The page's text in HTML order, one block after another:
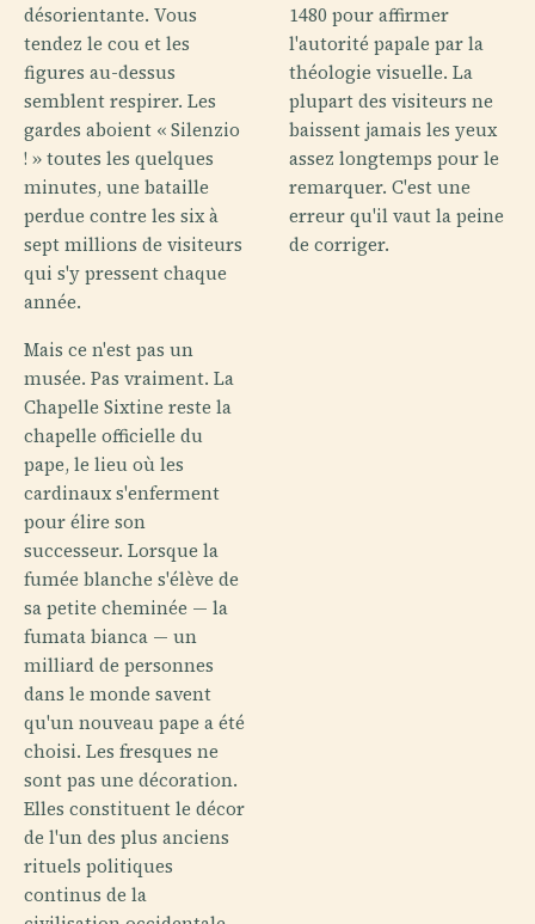
désorientante. Vous
tendez le cou et les
figures au-dessus
semblent respirer. Les
gardes aboient « Silenzio
! » toutes les quelques
minutes, une bataille
perdue contre les six à
sept millions de visiteurs
qui s'y pressent chaque
année.
Mais ce n'est pas un
musée. Pas vraiment. La
Chapelle Sixtine reste la
chapelle officielle du
pape, le lieu où les
cardinaux s'enferment
pour élire son
successeur. Lorsque la
fumée blanche s'élève de
sa petite cheminée — la
fumata bianca — un
milliard de personnes
dans le monde savent
qu'un nouveau pape a été
choisi. Les fresques ne
sont pas une décoration.
Elles constituent le décor
de l'un des plus anciens
rituels politiques
continus de la
1480 pour affirmer
l'autorité papale par la
théologie visuelle. La
plupart des visiteurs ne
baissent jamais les yeux
assez longtemps pour le
remarquer. C'est une
erreur qu'il vaut la peine
de corriger.